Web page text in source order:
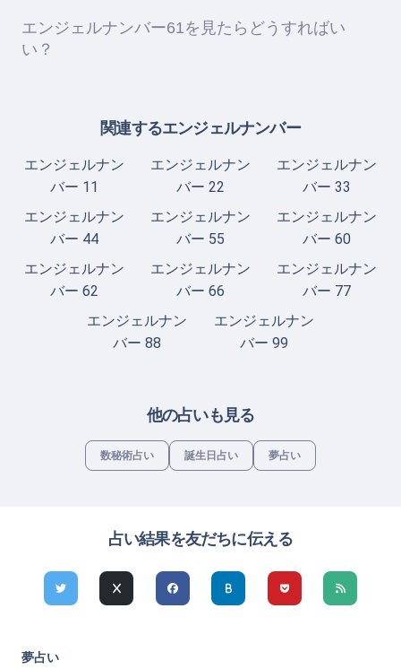
エンジェルナンバー61を見たらどうすればい
い？
関連するエンジェルナンバー
エンジェルナン
バー 11
エンジェルナン
バー 22
エンジェルナン
バー 33
エンジェルナン
バー 44
エンジェルナン
バー 55
エンジェルナン
バー 60
エンジェルナン
バー 62
エンジェルナン
バー 66
エンジェルナン
バー 77
エンジェルナン
バー 88
エンジェルナン
バー 99
他の占いも見る
数秘術占い 誕生日占い 夢占い
占い結果を友だちに伝える
夢占い